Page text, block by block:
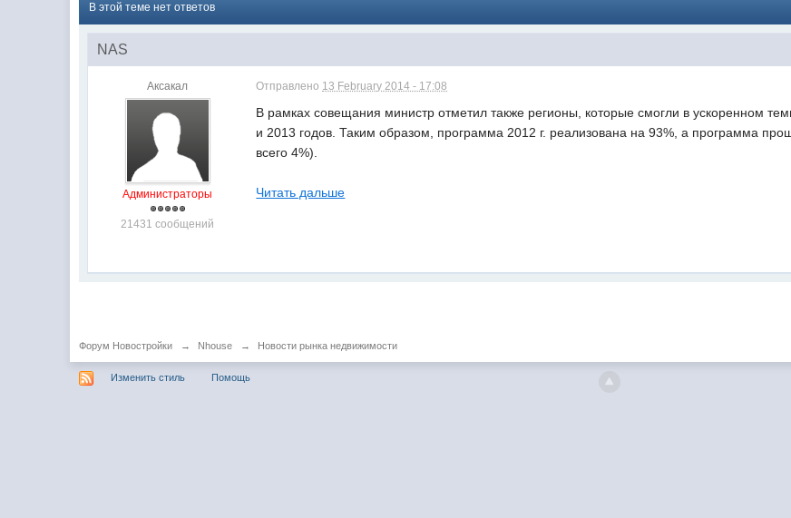
В этой теме нет ответов
NAS
Аксакал
Администраторы
21431 сообщений
Отправлено 13 February 2014 - 17:08
В рамках совещания министр отметил также регионы, которые смогли в ускоренном
и 2013 годов. Таким образом, программа 2012 г. реализована на 93%, а программа
всего 4%).
Читать дальше
Форум Новостройки → Nhouse → Новости рынка недвижимости
Изменить стиль Помощь